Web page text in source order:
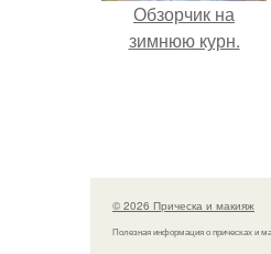
Обзорчик на
зимнюю курн.
© 2026 Прическа и макияж
Полезная информация о прическах и